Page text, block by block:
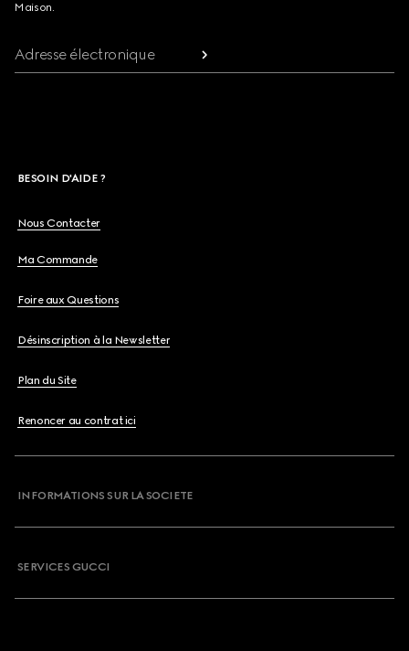
Maison.
Adresse électronique
BESOIN D'AIDE ?
Nous Contacter
Ma Commande
Foire aux Questions
Désinscription à la Newsletter
Plan du Site
Renoncer au contrat ici
INFORMATIONS SUR LA SOCIETE
SERVICES GUCCI